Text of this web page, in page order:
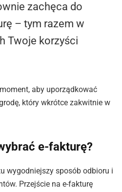
zachęca do
– tym razem w
Twoje korzyści
aby uporządkować
który wkrótce zakwitnie w
e-fakturę?
wygodniejszy sposób odbioru i
Przejście na e-fakturę